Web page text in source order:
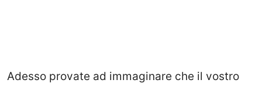
Adesso provate ad immaginare che il vostro